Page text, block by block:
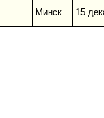
Минск 15